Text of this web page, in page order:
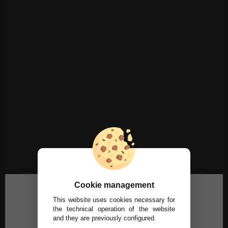
Cookie management
This website uses cookies necessary for
the technical operation of the website
and they are previously configured.